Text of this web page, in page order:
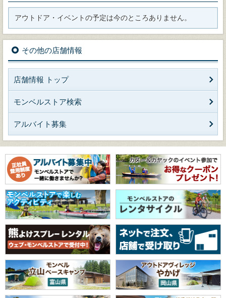
アウトドア・イベントの予定は今のところありません。
その他の店舗情報
店舗情報 トップ
モンベルストア検索
アルバイト募集